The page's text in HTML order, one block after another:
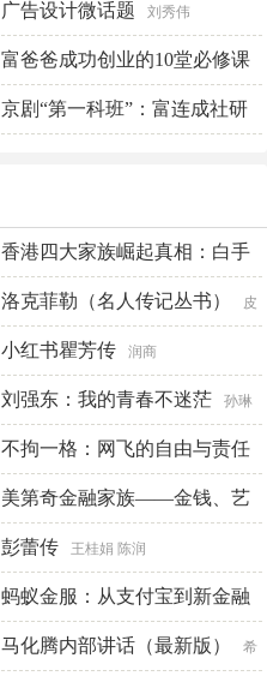
钢琴初级教程（作品599）
帆
广告设计微话题 刘秀伟
富爸爸成功创业的10堂必修课
罗伯特·清崎 莎伦·莱希特
京剧“第一科班”：富连成社研
香港四大家族崛起真相：白手
起家到富可敌国|创业投资赚钱
必读书 临在书院
洛克菲勒（名人传记丛书） 皮
波人物国际名人研究中心编著
小红书瞿芳传 润商
刘强东：我的青春不迷茫 孙琳
不拘一格：网飞的自由与责任
工作法 里德·哈斯廷斯 艾琳·迈耶
美第奇金融家族——金钱、艺
术与权力 [英]蒂姆·帕克斯
彭蕾传 王桂娟 陈润
蚂蚁金服：从支付宝到新金融
生态圈 廉薇 边慧 苏向辉 曹鹏程
马化腾内部讲话（最新版） 希